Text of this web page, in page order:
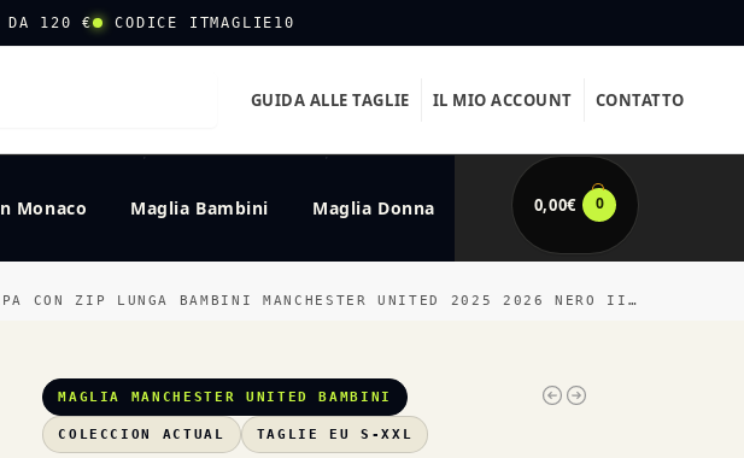
DA 120 € CODICE ITMAGLIE10
GUIDA ALLE TAGLIE IL MIO ACCOUNT CONTATTO
Monaco Maglia Bambini Maglia Donna 0,00€ 0
CON ZIP LUNGA BAMBINI MANCHESTER UNITED 2025 2026 NERO II ROSSO
MAGLIA MANCHESTER UNITED BAMBINI
COLECCION ACTUAL TAGLIE EU S-XXL